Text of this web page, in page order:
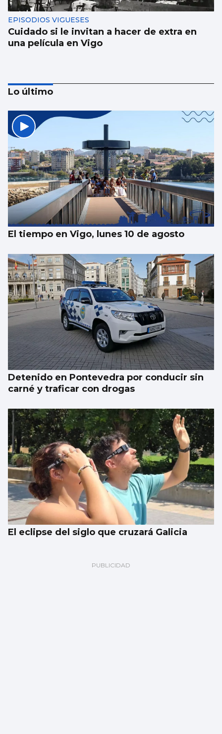
EPISODIOS VIGUESES
Cuidado si le invitan a hacer de extra en
una película en Vigo
El Puerto pone en marcha el cambio del
“skyline” de Guixar
Lo último
El tiempo en Vigo, lunes 10 de agosto
Detenido en Pontevedra por conducir sin
carné y traficar con drogas
El eclipse del siglo que cruzará Galicia